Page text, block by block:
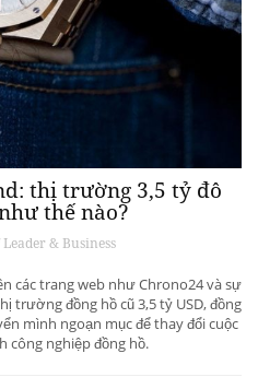
từ ​​nhà sản xuất
/ Automobiles
330 và 966 Dino 206 và sức mạnh
của 488 GT3.